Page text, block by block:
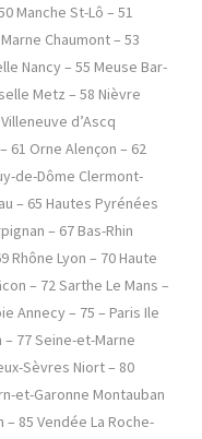
Manche St-Lô – 51
Chaumont – 53
Nancy – 55 Meuse Bar-
Metz – 58 Nièvre
d’Ascq
61 Orne Alençon – 62
de-Dôme Clermont-
– 65 Hautes Pyrénées
– 67 Bas-Rhin
Rhône Lyon – 70 Haute
– 72 Sarthe Le Mans –
Annecy – 75 – Paris Ile
77 Seine-et-Marne
Sèvres Niort – 80
et-Garonne Montauban
– 85 Vendée La Roche-